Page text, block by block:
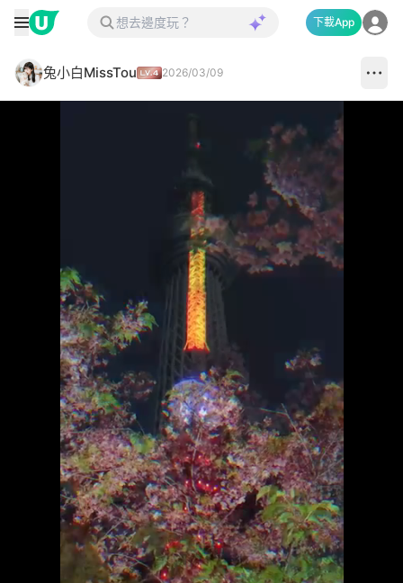
下載App
兔小白MissTou 2026/03/09